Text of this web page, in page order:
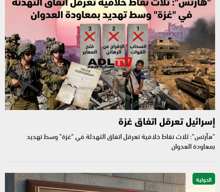
إسرائيل تعرقل اتفاق غزة
"هآرتس": ثلاث نقاط خلافية تعرقل اتفاق التهدئة في "غزة" وسط تهديد
بمعاودة العدوان
الدولية